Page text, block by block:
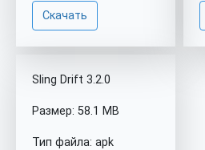
Скачать
Sling Drift 3.2.0
Размер: 58.1 MB
Тип файла: apk